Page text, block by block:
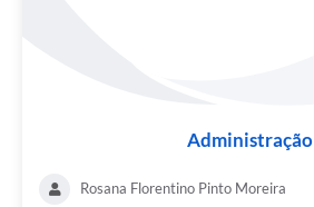
Administração
Rosana Florentino Pinto Moreira